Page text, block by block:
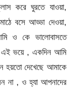
করে ঘুরতে যাওয়া,
বসে আড্ডা দেওয়া,
ও কে ভালোবাসতে
এই ভয়ে , একদিন আমি
হয়তো দেখেছে আমাকে
না , ও হ্যা আপনাদের